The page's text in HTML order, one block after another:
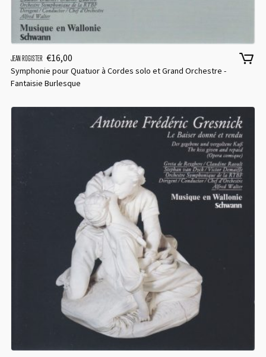
JEAN ROGISTER €16,00
Symphonie pour Quatuor à Cordes solo et Grand Orchestre -
Fantaisie Burlesque